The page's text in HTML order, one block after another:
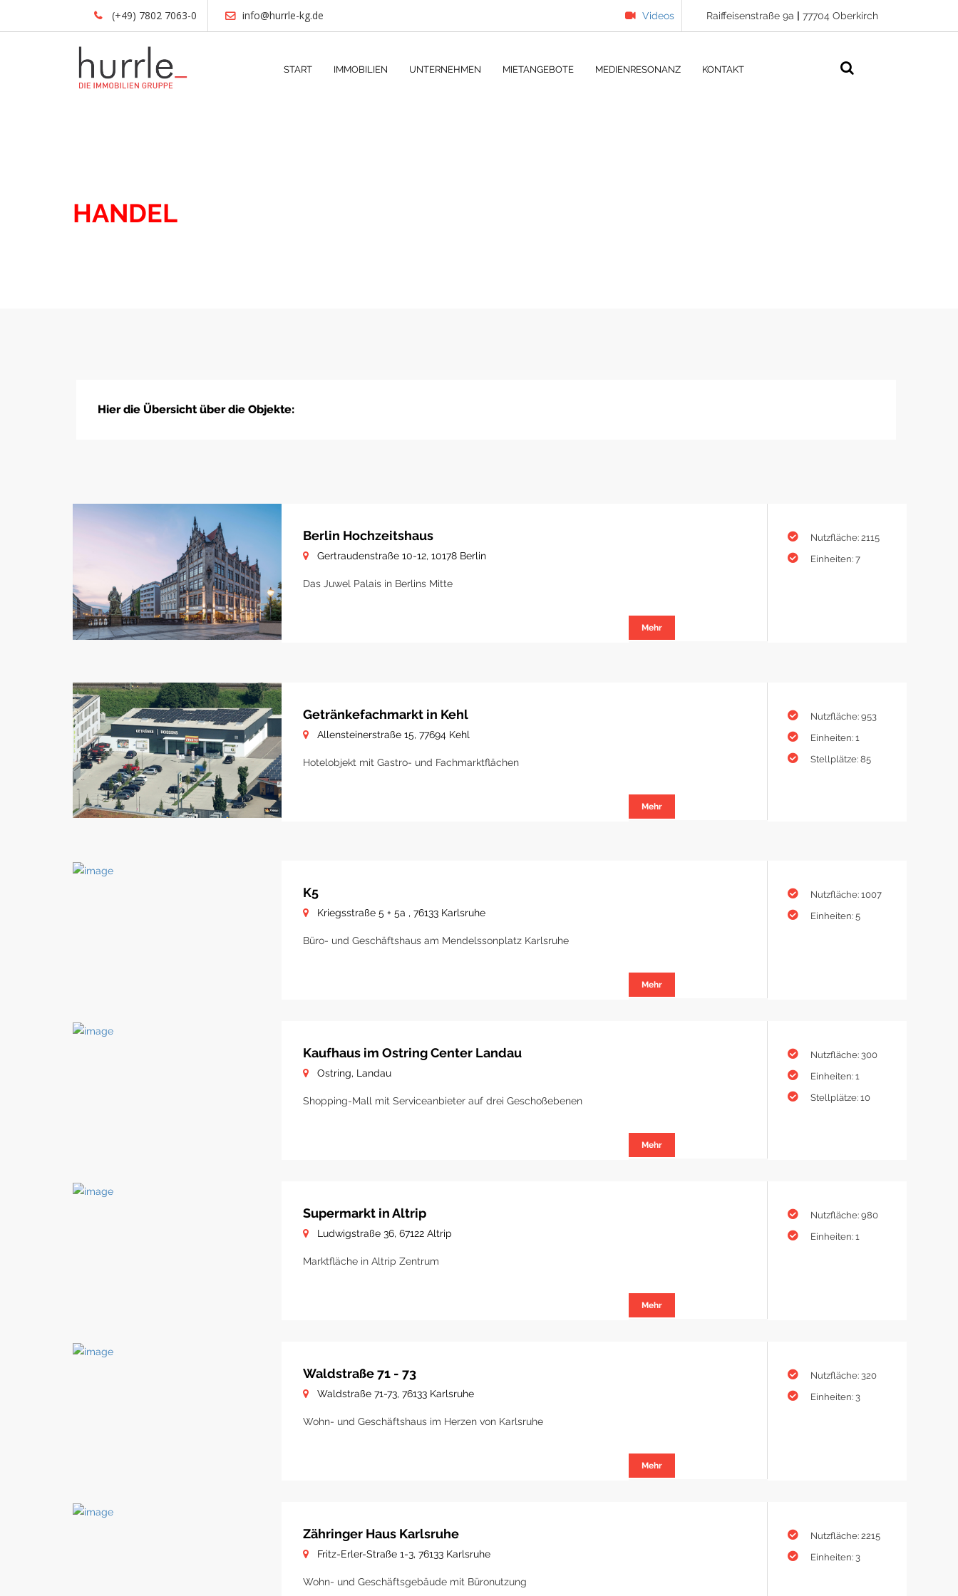
(+49) 7802 7063-0 info@hurrle-kg.de Videos Raiffeisenstraße 9a | 77704 Oberkirch
START IMMOBILIEN UNTERNEHMEN MIETANGEBOTE MEDIENRESONANZ KONTAKT
HANDEL
Hier die Übersicht über die Objekte:
Berlin Hochzeitshaus
Gertraudenstraße 10-12, 10178 Berlin
Das Juwel Palais in Berlins Mitte
Mehr
Nutzfläche: 2115
Einheiten: 7
Getränkefachmarkt in Kehl
Allensteinerstraße 15, 77694 Kehl
Hotelobjekt mit Gastro- und Fachmarktflächen
Mehr
Nutzfläche: 953
Einheiten: 1
Stellplätze: 85
K5
Kriegsstraße 5 + 5a , 76133 Karlsruhe
Büro- und Geschäftshaus am Mendelssonplatz Karlsruhe
Mehr
Nutzfläche: 1007
Einheiten: 5
Kaufhaus im Ostring Center Landau
Ostring, Landau
Shopping-Mall mit Serviceanbieter auf drei Geschoßebenen
Mehr
Nutzfläche: 300
Einheiten: 1
Stellplätze: 10
Supermarkt in Altrip
Ludwigstraße 36, 67122 Altrip
Marktfläche in Altrip Zentrum
Mehr
Nutzfläche: 980
Einheiten: 1
Waldstraße 71 - 73
Waldstraße 71-73, 76133 Karlsruhe
Wohn- und Geschäftshaus im Herzen von Karlsruhe
Mehr
Nutzfläche: 320
Einheiten: 3
Zähringer Haus Karlsruhe
Fritz-Erler-Straße 1-3, 76133 Karlsruhe
Wohn- und Geschäftsgebäude mit Büronutzung
Nutzfläche: 2215
Einheiten: 3